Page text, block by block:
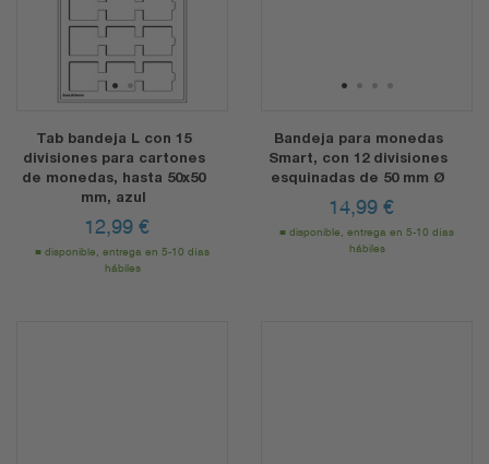
1 2
Tab bandeja L con 15
divisiones para cartones
de monedas, hasta 50x50
mm, azul
12,99 €
disponible, entrega en 5-10 días
hábiles
1 2 3 4
Bandeja para monedas
Smart, con 12 divisiones
esquinadas de 50 mm Ø
14,99 €
disponible, entrega en 5-10 días
hábiles